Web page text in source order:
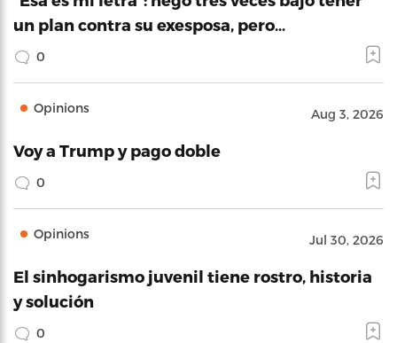
un plan contra su exesposa, pero…
0
Opinions Aug 3, 2026
Voy a Trump y pago doble
0
Opinions Jul 30, 2026
El sinhogarismo juvenil tiene rostro, historia
y solución
0